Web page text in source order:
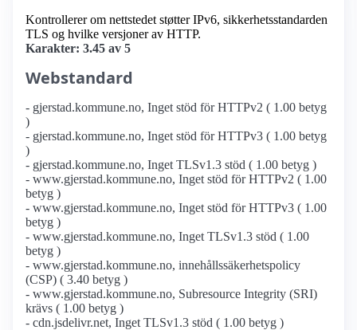
Kontrollerer om nettstedet støtter IPv6, sikkerhetsstandarden
TLS og hvilke versjoner av HTTP.
Karakter: 3.45 av 5
Webstandard
- gjerstad.kommune.no, Inget stöd för HTTPv2 ( 1.00 betyg
)
- gjerstad.kommune.no, Inget stöd för HTTPv3 ( 1.00 betyg
)
- gjerstad.kommune.no, Inget TLSv1.3 stöd ( 1.00 betyg )
- www.gjerstad.kommune.no, Inget stöd för HTTPv2 ( 1.00
betyg )
- www.gjerstad.kommune.no, Inget stöd för HTTPv3 ( 1.00
betyg )
- www.gjerstad.kommune.no, Inget TLSv1.3 stöd ( 1.00
betyg )
- www.gjerstad.kommune.no, innehållssäkerhetspolicy
(CSP) ( 3.40 betyg )
- www.gjerstad.kommune.no, Subresource Integrity (SRI)
krävs ( 1.00 betyg )
- cdn.jsdelivr.net, Inget TLSv1.3 stöd ( 1.00 betyg )